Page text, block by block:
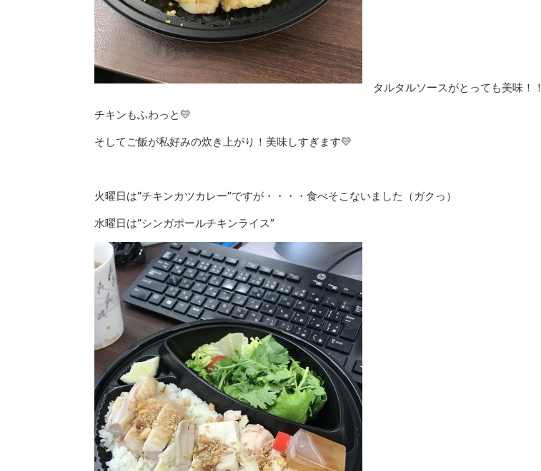
タルタルソースがとっても美味！！
チキンもふわっと💛
そしてご飯が私好みの炊き上がり！美味しすぎます💛
火曜日は“チキンカツカレー”ですが・・・・食べそこないました（ガクっ）
水曜日は“シンガポールチキンライス”